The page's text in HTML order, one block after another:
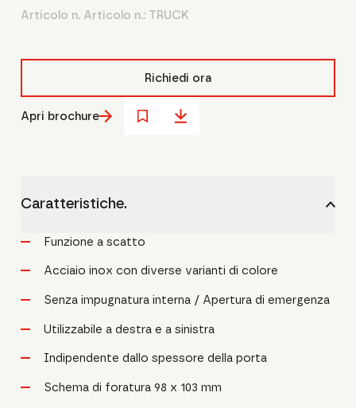
Articolo n. Articolo n.: TRUCK
Richiedi ora
Apri brochure
Caratteristiche.
Funzione a scatto
Acciaio inox con diverse varianti di colore
Senza impugnatura interna / Apertura di emergenza
Utilizzabile a destra e a sinistra
Indipendente dallo spessore della porta
Schema di foratura 98 x 103 mm